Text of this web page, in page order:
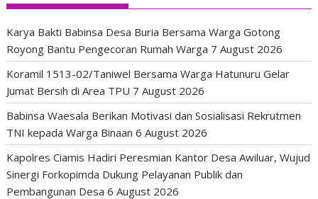
Karya Bakti Babinsa Desa Buria Bersama Warga Gotong
Royong Bantu Pengecoran Rumah Warga 7 August 2026
Koramil 1513-02/Taniwel Bersama Warga Hatunuru Gelar
Jumat Bersih di Area TPU 7 August 2026
Babinsa Waesala Berikan Motivasi dan Sosialisasi Rekrutmen
TNI kepada Warga Binaan 6 August 2026
Kapolres Ciamis Hadiri Peresmian Kantor Desa Awiluar, Wujud
Sinergi Forkopimda Dukung Pelayanan Publik dan
Pembangunan Desa 6 August 2026